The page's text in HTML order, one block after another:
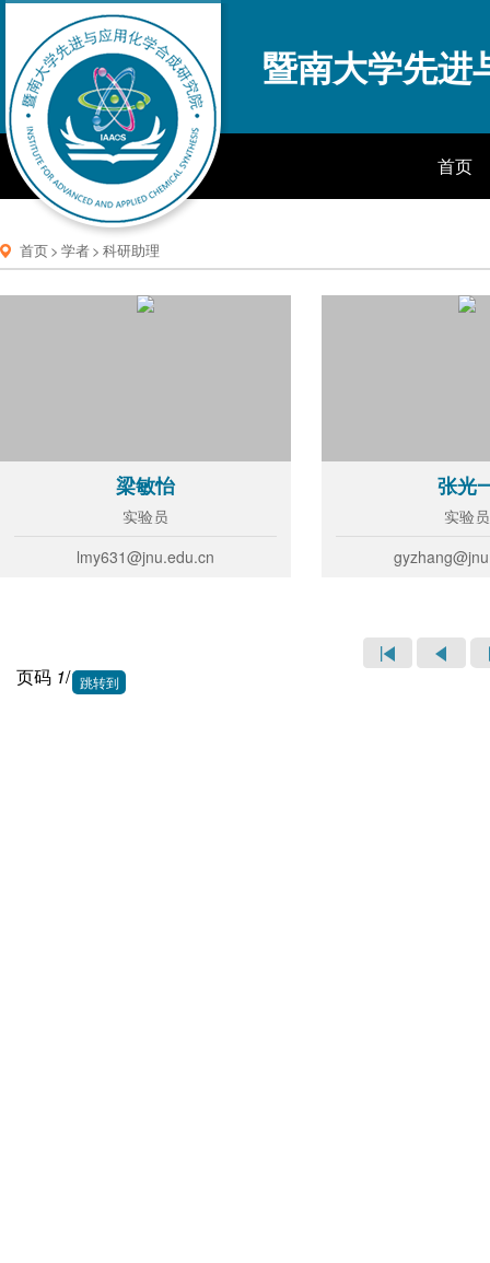
暨南大学先进
首页
首页> 学者> 科研助理
梁敏怡
实验员
lmy631@jnu.edu.cn
张光
实验员
页码 1/1跳转到